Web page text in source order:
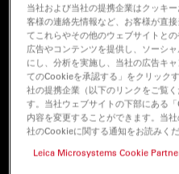
当社および当社の提携企業はクッキ
客様の連絡先情報など、お客様が直
てこれらやその他のウェブサイトと
広告やコンテンツを提供し、ソーシ
にし、分析を実施し、当社の広告キ
てのCookieを承認する」をクリック
社の提携企業（以下のリンクをご覧
す。当社ウェブサイトの下部にある
内容を変更することができます。当
社のCookieに関する通知をお読みく
Leica Microsystems Cookie